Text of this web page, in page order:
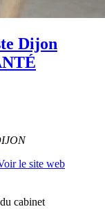
Dijon
le site web
cabinet